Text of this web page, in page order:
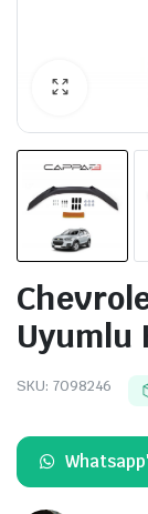
Uyumlu
SKU: 7098246